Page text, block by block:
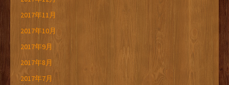
2017年11月
2017年10月
2017年9月
2017年8月
2017年7月